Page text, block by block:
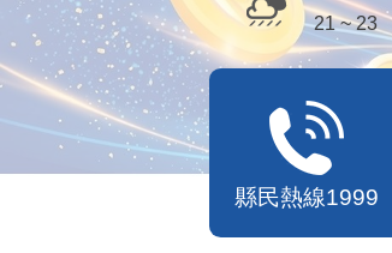
21 ~ 23
縣民熱線1999